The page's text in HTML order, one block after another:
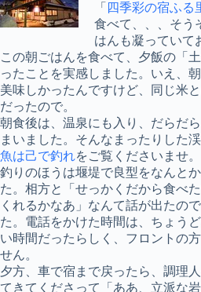
「 四季彩の宿ふる
食べて、、、そう
はんも凝っていて
この朝ごはんを食べて、夕飯の「
ったことを実感しました。いえ、
美味しかったんですけど、同じ米
だったので。
朝食後は、温泉にも入り、だらだ
まいました。そんなまったりした
魚は己で釣れをご覧くださいませ。
釣りのほうは堰堤で良型をなんと
た。相方と「せっかくだから食べ
くれるかなあ」なんて話が出たの
た。電話をかけた時間は、ちょう
い時間だったらしく、フロントの
せん。
夕方、車で宿まで戻ったら、調理
てきてくださって「ああ、立派な